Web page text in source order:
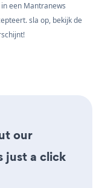
een Mantranews
sla op, bekijk de
our
just a click